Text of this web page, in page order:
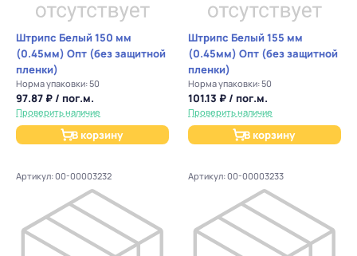
Штрипс Белый 150 мм
(0.45мм) Опт (без защитной
пленки)
Норма упаковки: 50
97.87 ₽ / пог.м.
Проверить наличие
В корзину
Штрипс Белый 155 мм
(0.45мм) Опт (без защитной
пленки)
Норма упаковки: 50
101.13 ₽ / пог.м.
Проверить наличие
В корзину
Артикул: 00-00003232 Артикул: 00-00003233